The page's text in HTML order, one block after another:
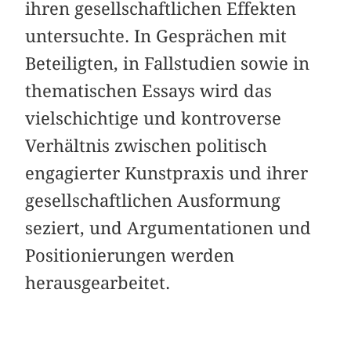
ihren gesellschaftlichen Effekten
untersuchte. In Gesprächen mit
Beteiligten, in Fallstudien sowie in
thematischen Essays wird das
vielschichtige und kontroverse
Verhältnis zwischen politisch
engagierter Kunstpraxis und ihrer
gesellschaftlichen Ausformung
seziert, und Argumentationen und
Positionierungen werden
herausgearbeitet.